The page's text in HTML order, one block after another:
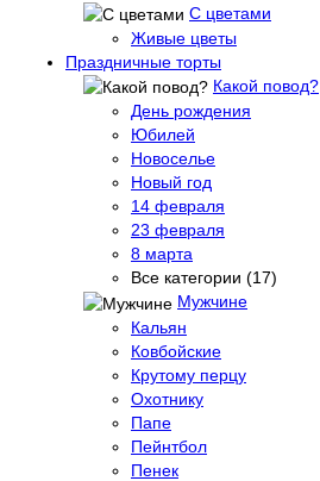
С цветами
Живые цветы
Праздничные торты
Какой повод?
День рождения
Юбилей
Новоселье
Новый год
14 февраля
23 февраля
8 марта
Все категории (17)
Мужчине
Кальян
Ковбойские
Крутому перцу
Охотнику
Папе
Пейнтбол
Пенек